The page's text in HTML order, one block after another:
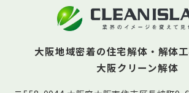
大阪地域密着の住宅解体・解体
大阪クリーン解体